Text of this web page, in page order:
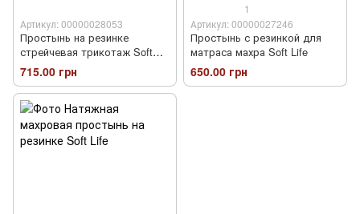
Артикул: 00000028053
Простынь на резинке
стрейчевая трикотаж Soft
Life
715.00 грн
1
Артикул: 00000027246
Простынь с резинкой для
матраса махра Soft Life
650.00 грн